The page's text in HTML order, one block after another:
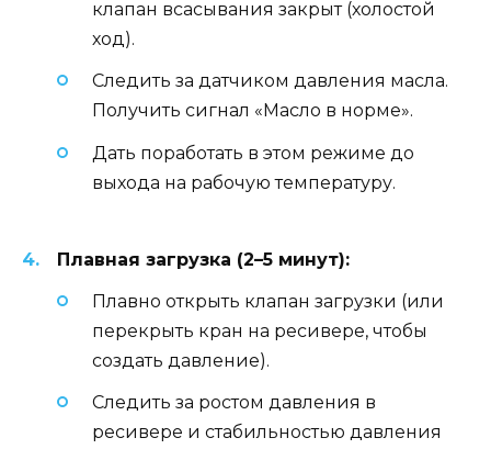
клапан всасывания закрыт (холостой
ход).
Следить за датчиком давления масла.
Получить сигнал «Масло в норме».
Дать поработать в этом режиме до
выхода на рабочую температуру.
Плавная загрузка (2–5 минут):
Плавно открыть клапан загрузки (или
перекрыть кран на ресивере, чтобы
создать давление).
Следить за ростом давления в
ресивере и стабильностью давления